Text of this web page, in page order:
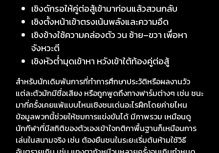
เชิงดักรอให้คู่ต่อสู้เข้ามาก่อนแล้วสวนกลับ
เชิงตั้งหน้าเข้าตรงเน้นพลังและความอึด
เชิงข้างใช้ความคล่องตัว วน ซ้าย–ขวา เพื่อหา
จังหวะตี
เชิงหัวต่ำมุดเข้าหา หวังเข้าใต้ท้องคู่ต่อสู้
สำหรับนักเดิมพันการที่ทำการศึกษาประวัติหรือผลงานวัว
แต่ละตัวมักมีชื่อเสียง หรือถูกพูดถึงทางฟาร์มต่างๆ เช่น ชนะ
มากี่ครั้งเคยแพ้แบบไหนเชิงชนเด่นอะไรฝึกโดยค่ายไหน
ข้อมูลพวกนี้ช่วยให้ชมการแข่งขันได้ มีภาพรวม เหมือนดู
นักกีฬาที่มีสถิติของตัวเองเข้าใจกติกาพื้นฐานก็เหมือนการ
เล่นในสนามจริง เช่น ต้องยืนชนในระยะเริ่มต้นห้ามใช้วิธี